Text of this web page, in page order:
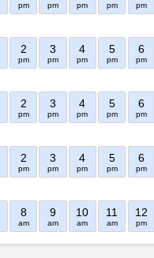
pm pm pm pm pm
2
pm
3
pm
4
pm
5
pm
6
pm
2
pm
3
pm
4
pm
5
pm
6
pm
2
pm
3
pm
4
pm
5
pm
6
pm
8
am
9
am
10
am
11
am
12
pm